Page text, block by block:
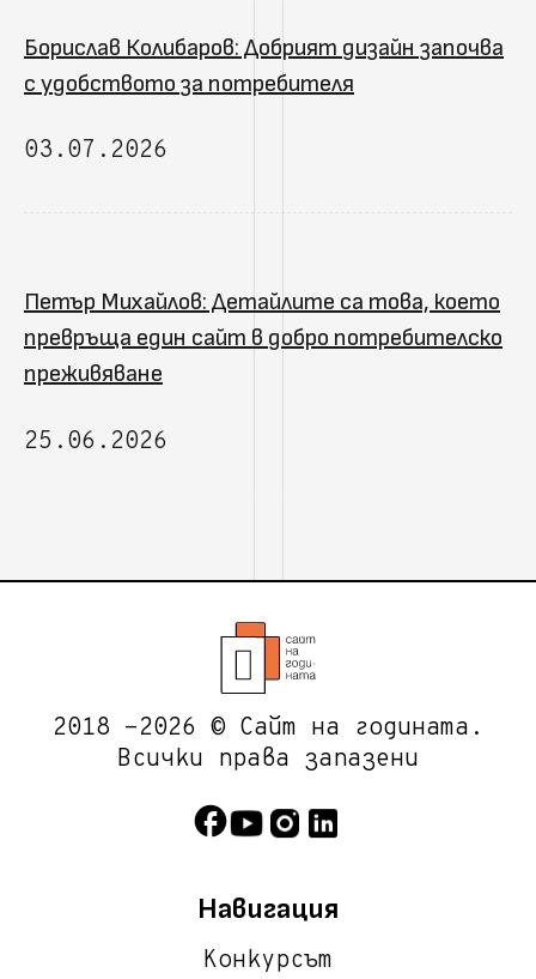
Борислав Колибаров: Добрият дизайн започва
с удобството за потребителя
03.07.2026
Петър Михайлов: Детайлите са това, което
превръща един сайт в добро потребителско
преживяване
25.06.2026
2018 -2026 © Сайт на годината.
Всички права запазени
Навигация
Конкурсът